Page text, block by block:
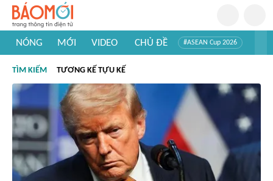
NÓNG MỚI VIDEO CHỦ ĐỀ #ASEAN Cup 2026
#Khám phá thế giới
TÌM KIẾM TƯƠNG KẾ TỰU KẾ